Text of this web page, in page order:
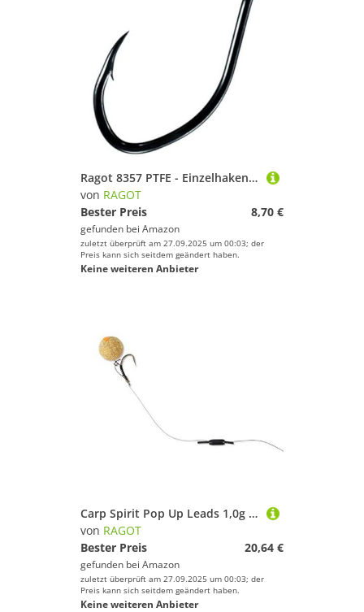
Ragot 8357 PTFE - Einzelhaken, Größe/Packungsinhalt:Gr. 5/0 / 5 Stück
von RAGOT
Bester Preis
8,70 €
gefunden bei Amazon
zuletzt überprüft am 27.09.2025 um 00:03; der
Preis kann sich seitdem geändert haben.
Keine weiteren Anbieter
Carp Spirit Pop Up Leads 1,0g CS135100360 Blei Angelblei Bleie Lead Pop Up Bleie
von RAGOT
Bester Preis
20,64 €
gefunden bei Amazon
zuletzt überprüft am 27.09.2025 um 00:03; der
Preis kann sich seitdem geändert haben.
Keine weiteren Anbieter